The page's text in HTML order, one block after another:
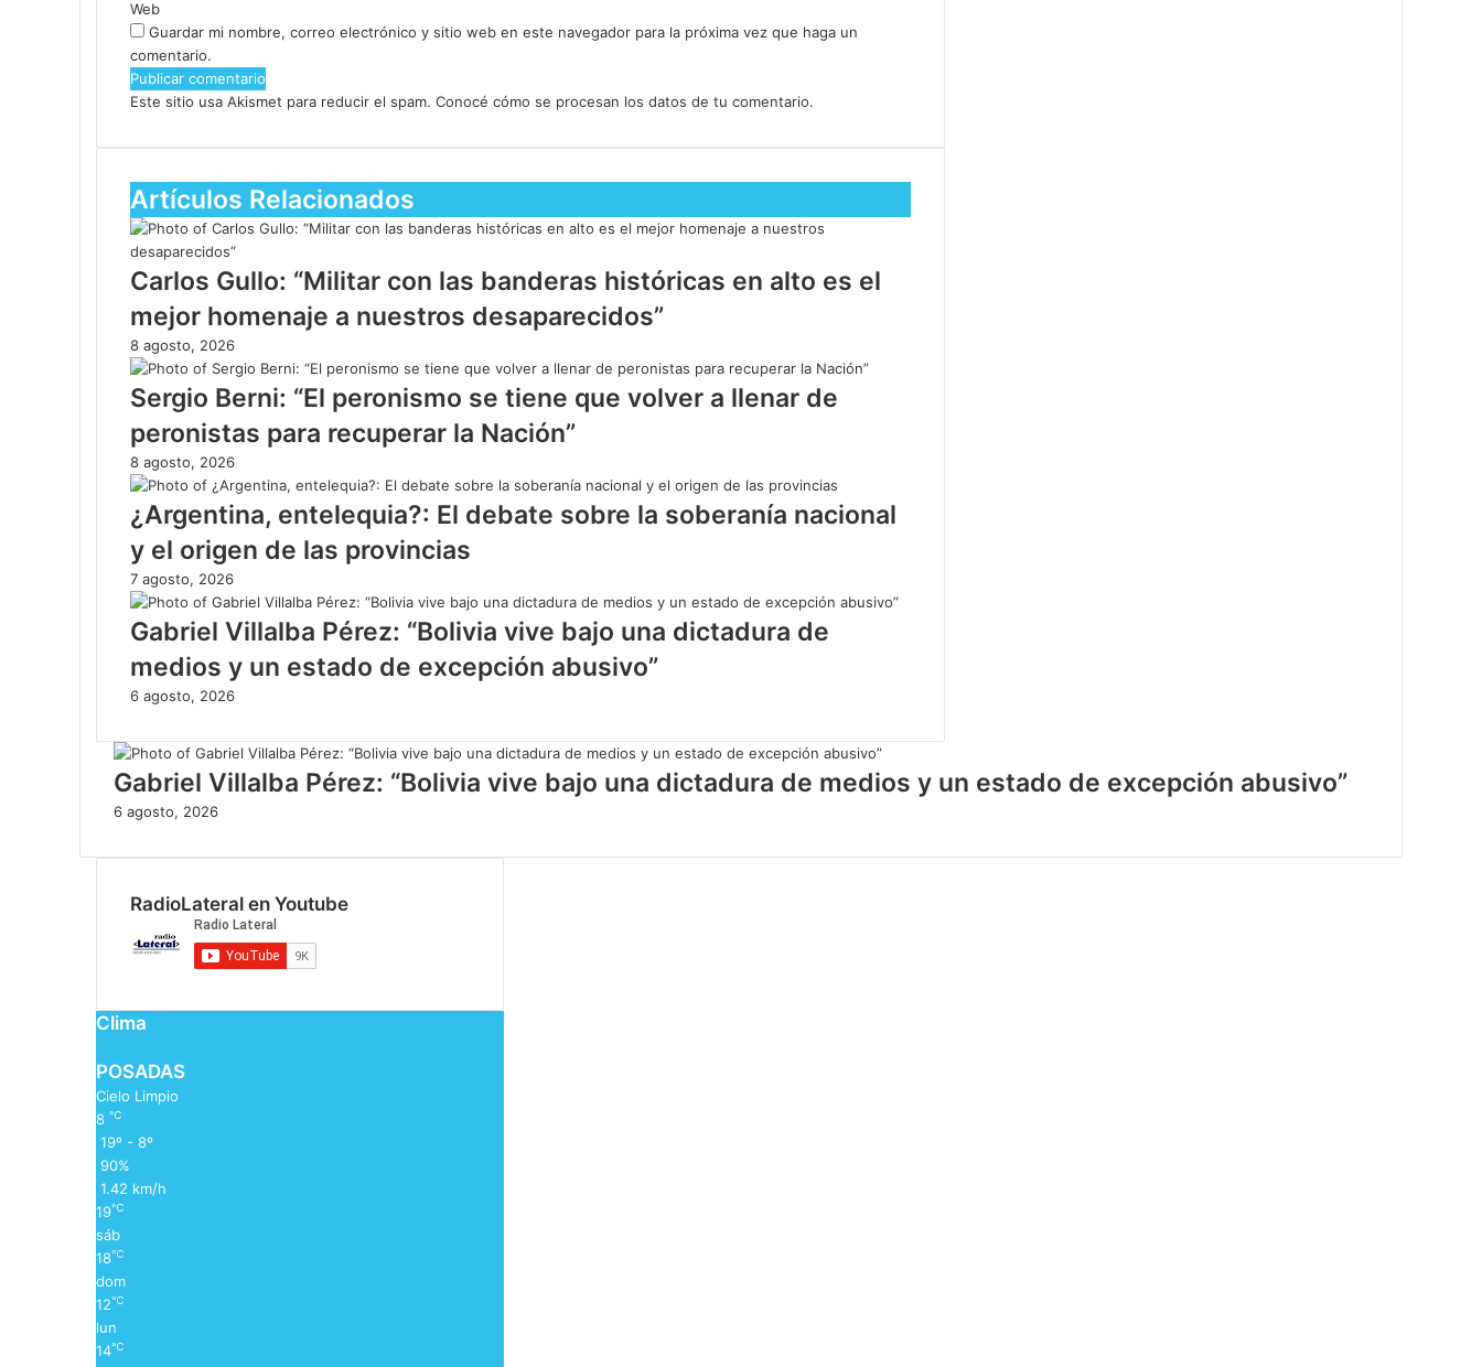
Web
Guardar mi nombre, correo electrónico y sitio web en este navegador para la próxima vez que haga un
comentario.
Este sitio usa Akismet para reducir el spam. Conocé cómo se procesan los datos de tu comentario.
Artículos Relacionados
Carlos Gullo: “Militar con las banderas históricas en alto es el
mejor homenaje a nuestros desaparecidos”
8 agosto, 2026
Sergio Berni: “El peronismo se tiene que volver a llenar de
peronistas para recuperar la Nación”
8 agosto, 2026
¿Argentina, entelequia?: El debate sobre la soberanía nacional
y el origen de las provincias
7 agosto, 2026
Gabriel Villalba Pérez: “Bolivia vive bajo una dictadura de
medios y un estado de excepción abusivo”
6 agosto, 2026
Gabriel Villalba Pérez: “Bolivia vive bajo una dictadura de medios y un estado de excepción abusivo”
6 agosto, 2026
RadioLateral en Youtube
Clima
POSADAS
Cielo Limpio
8 ℃
19º - 8º
90%
1.42 km/h
19℃
sáb
18℃
dom
12℃
lun
14℃